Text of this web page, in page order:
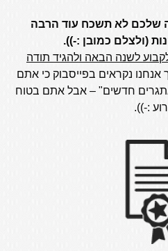
שלכם לא תשכח עוד הרבה
(ולצלם כמובן :-)).
לשנה הבאה ולהגיד תודה
אנחנו נקראים בפייסבוק כי אתם
חדשים" – אבל אתם בטוח
:-)).